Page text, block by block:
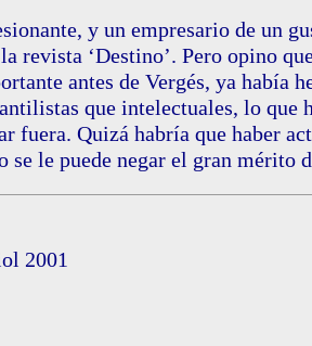
y un empresario de un
revista ‘Destino’. Pero opino
antes de Vergés, ya había
que intelectuales, lo que
fuera. Quizá habría que haber
se le puede negar el gran mérito
2001